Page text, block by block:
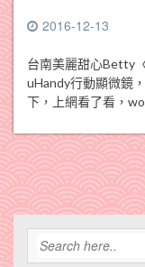
2016-12-13
台南美麗甜心Betty
uHandy行動顯微鏡
下，上網看了看，